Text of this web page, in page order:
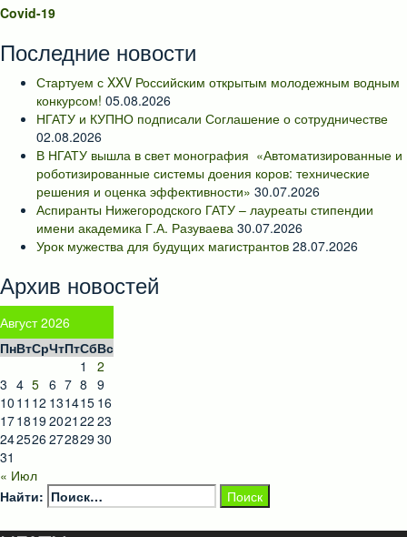
Covid-19
Последние новости
Стартуем с XXV Российским открытым молодежным водным
конкурсом! 05.08.2026
НГАТУ и КУПНО подписали Соглашение о сотрудничестве
02.08.2026
В НГАТУ вышла в свет монография «Автоматизированные и
роботизированные системы доения коров: технические
решения и оценка эффективности» 30.07.2026
Аспиранты Нижегородского ГАТУ – лауреаты стипендии
имени академика Г.А. Разуваева 30.07.2026
Урок мужества для будущих магистрантов 28.07.2026
Архив новостей
Август 2026
ПнВтСрЧтПтСбВс
1
2
3 4 5 6 7 8 9
10 11 12 131415 16
171819 2021 22 23
242526 272829 30
31
« Июл
Найти: